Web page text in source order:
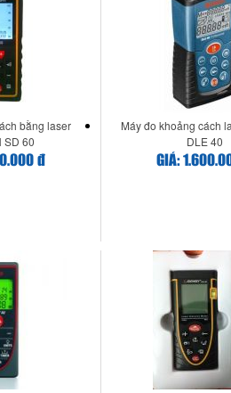
bằng laser
SD 60
đ
Máy đo khoảng cách
DLE 40
GIÁ: